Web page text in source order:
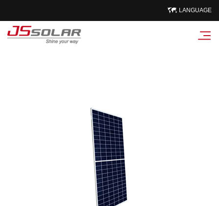
LANGUAGE